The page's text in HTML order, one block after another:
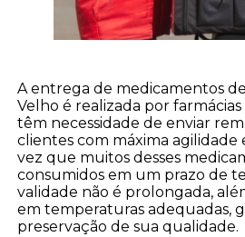
A entrega de medicamentos
Velho é realizada por
têm necessidade de enviar
clientes com máxima agilidade
vez que muitos desses
consumidos em um prazo de
validade não é prolongada,
em temperaturas adequadas,
preservação de sua qualidade.